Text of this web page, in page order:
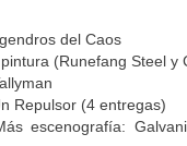
del Caos
(Runefang Steel y
Repulsor (4 entregas)
escenografía: